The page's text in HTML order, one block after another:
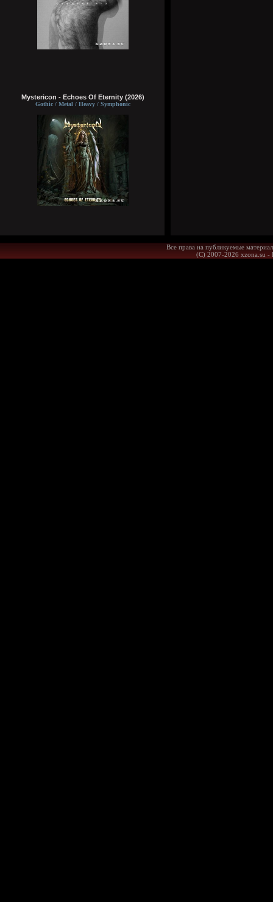
Mystericon - Echoes Of Eternity (2026)
Gothic / Metal / Heavy / Symphonic
Все права на публикуемые
(С) 2007-2026 xzona.su -